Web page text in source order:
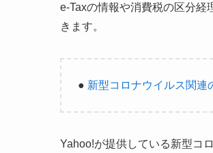
e-Taxの情報や消費税の区分
きます。
● 新型コロナウイルス関連
Yahoo!が提供している新型コ